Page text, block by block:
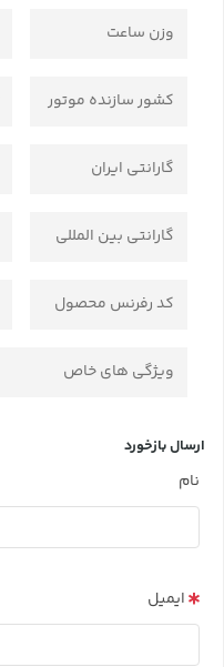
وزن ساعت
کشور سازنده موتور
گارانتی ایران
گارانتی بین المللی
کد رفرنس محصول
ویژگی های خاص
ارسال بازخورد
نام
ایمیل